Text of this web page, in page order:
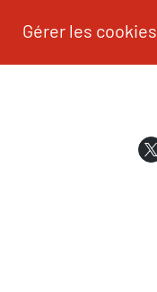
Gérer les cookies